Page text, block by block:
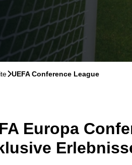
􀆊UEFA Conference League
Europa